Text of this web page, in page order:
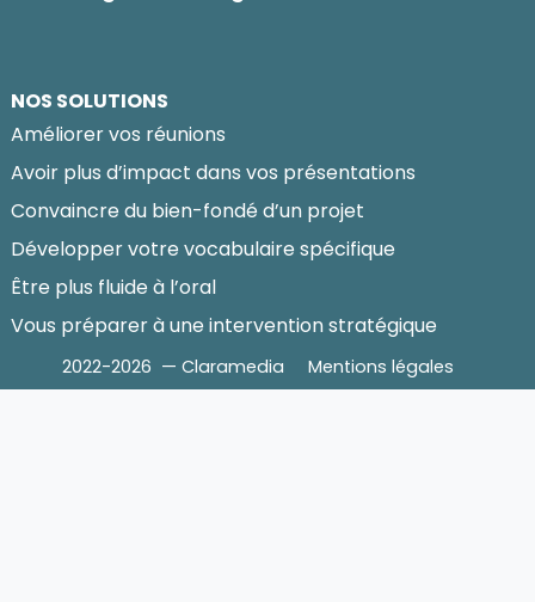
NOS SOLUTIONS
Améliorer vos réunions
Avoir plus d’impact dans vos présentations
Convaincre du bien-fondé d’un projet
Développer votre vocabulaire spécifique
Être plus fluide à l’oral
Vous préparer à une intervention stratégique
2022-2026 — Claramedia Mentions légales